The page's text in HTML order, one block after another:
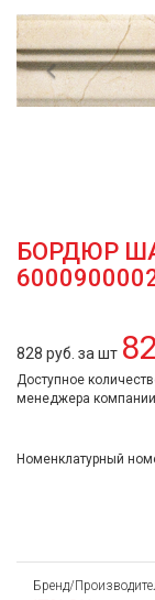
БОРДЮР
828 руб. за шт
Доступное
менеджера компании
Номенклатурный
Бренд/